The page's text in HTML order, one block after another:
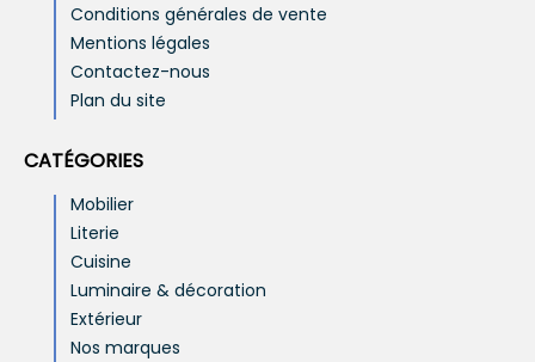
Conditions générales de vente
Mentions légales
Contactez-nous
Plan du site
CATÉGORIES
Mobilier
Literie
Cuisine
Luminaire & décoration
Extérieur
Nos marques